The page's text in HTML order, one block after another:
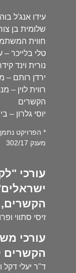
עידו אנג'ל
שלומית בן
חווית
טלי בלייכר –
נורית וינד
ירדן רותם –
רווית לוין –
הקשרים
יוסי גלרון –
* הפרויקט
מענק 302/17
עורכי
הקשרים, 2014):
זיסי סתווי
עורכי
הקשרים
ד"ר יעלי דקל